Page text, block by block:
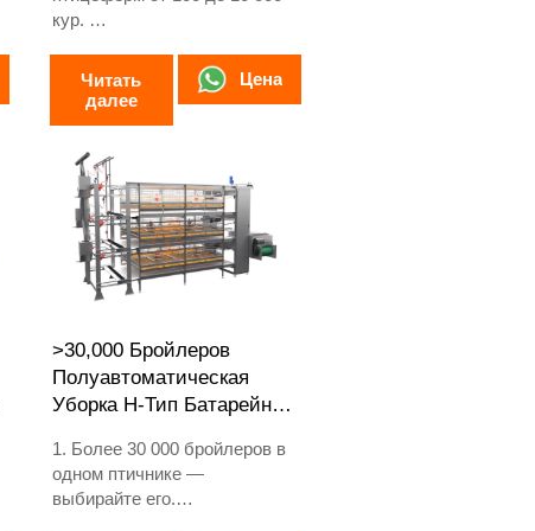
кур.
в течение 12 или 16 недель.
3. Срок службы более 25 лет.
+8618830120193, +234
8111199996
Читать
далее
Цена
>30,000 Бройлеров
Полуавтоматическая
Уборка H-Тип Батарейная
1. Более 30 000 бройлеров в
одном птичнике —
выбирайте его.